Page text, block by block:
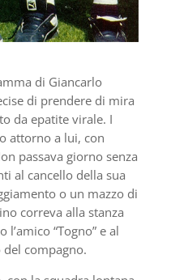
di Giancarlo
di prendere di mira
da epatite virale. I
attorno a lui, con
passava giorno senza
al cancello della sua
o un mazzo di
correva alla stanza
l’amico “Togno” e al
del compagno.